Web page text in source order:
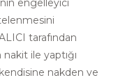
engelleyici
tarafından
ile yaptığı
nakden ve